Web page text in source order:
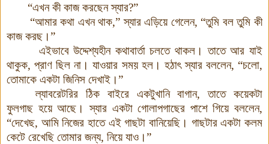
“এখন কী কাজ করছেন স্যার?”
“আমার কথা এখন থাক,” স্যার এড়িয়ে গেলেন, “তুমি বল তুমি কী
কাজ করছ ।”
এইভাবে উদ্দেশ্যহীন কথাবার্তা চলতে থাকল । তাতে আর যাই
থাকুক,প্রাণ ছিল না । যাওয়ার সময় হল। হঠাৎ স্যার বললেন, “চলো,
তোমাকে একটা জিনিস দেখাই ।”
ল্যাবরেটরির ঠিক বাইরে একটুখানি বাগান,তাতে কয়েকটা
ফুলগাছ হয়ে আছে । স্যার একটা গোলাপগাছের পাশে গিয়ে বললেন,
“দেখেছ, আমি নিজের হাতে এই গাছটা বানিয়েছি । গাছটার একটা কলম
কেটে রেখেছি তোমার জন্য, নিয়ে যাও ।”